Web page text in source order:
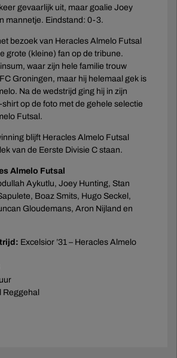
gevaarlijk uit, maar goalie Joey
mannetje. Eindstand: 0-3.
bezoek van Heracles Almelo Futsal
grote (kleine) fan op de tribune.
waar zijn hele familie trouw
Groningen, maar hij helemaal gek is
Na de wedstrijd ging hij in zijn
op de foto met de gehele selectie
Futsal.
blijft Heracles Almelo Futsal
van de Eerste Divisie C staan.
Almelo Futsal
Aykutlu, Joey Hunting, Stan
Boaz Smits, Hugo Seckel,
Gloudemans, Aron Nijland en
Excelsior ’31 – Heracles Almelo